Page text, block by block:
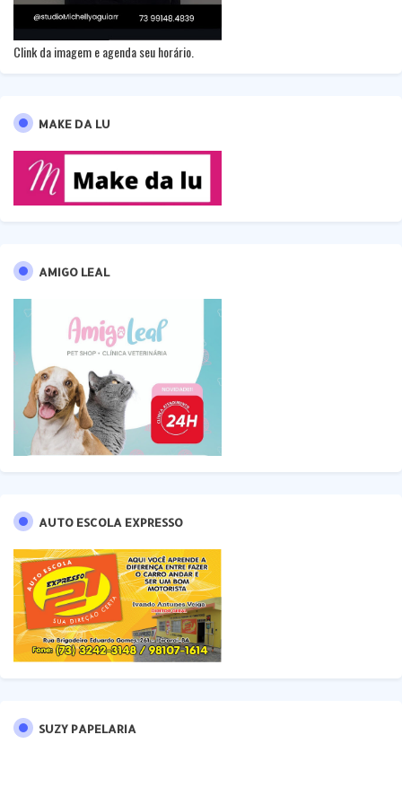
Clink da imagem e agenda seu horário.
MAKE DA LU
AMIGO LEAL
AUTO ESCOLA EXPRESSO
SUZY PAPELARIA